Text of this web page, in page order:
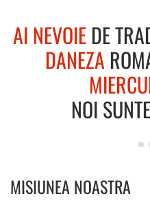
AI NEVOIEDE
DANEZA
NOI
MISIUNEA NOASTRA